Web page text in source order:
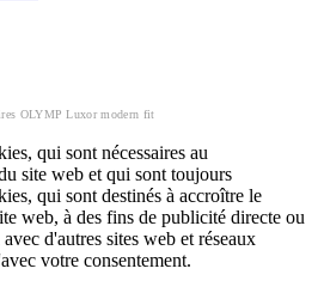
OLYMP Luxor modern fit
qui sont nécessaires au
site web et qui sont toujours
qui sont destinés à accroître le
web, à des fins de publicité directe ou
d'autres sites web et réseaux
votre consentement.